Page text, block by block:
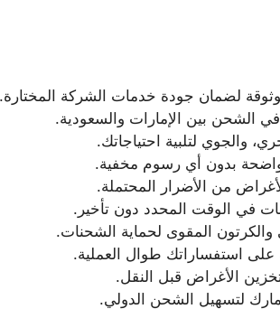
لضمان جودة خدمات الشركة المختارة.
الشحن بين الإمارات والسعودية.
والجوي لتلبية احتياجاتك.
بدون أي رسوم مخفية.
من الأضرار المحتملة.
في الوقت المحدد دون تأخير.
والكرتون المقوى لحماية الشحنات.
على استفساراتك طوال العملية.
الأغراض قبل النقل.
لتسهيل الشحن الدولي.